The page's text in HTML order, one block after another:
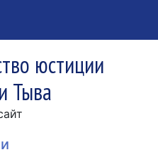
юстиции
Тыва